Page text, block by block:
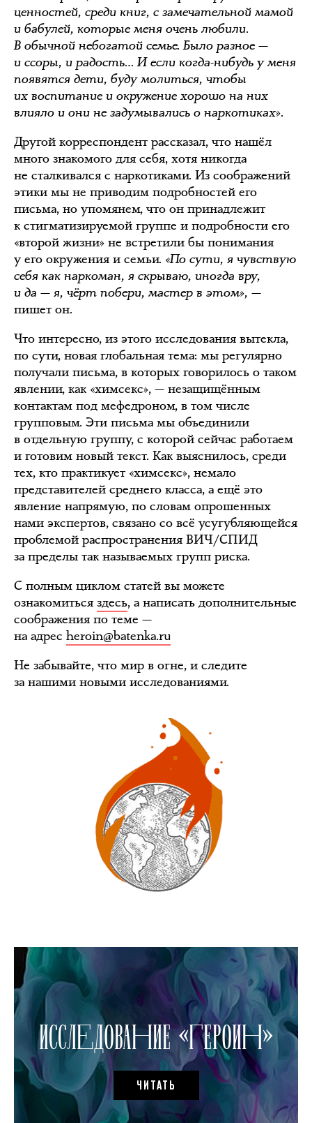
ценностей, среди книг, с замечательной мамой
и бабулей, которые меня очень любили.
В обычной небогатой семье. Было разное —
и ссоры, и радость… И если когда-нибудь у меня
появятся дети, буду молиться, чтобы
их воспитание и окружение хорошо на них
влияло и они не задумывались о наркотиках».
Другой корреспондент рассказал, что нашёл
много знакомого для себя, хотя никогда
не сталкивался с наркотиками. Из соображений
этики мы не приводим подробностей его
письма, но упомянем, что он принадлежит
к стигматизируемой группе и подробности его
«второй жизни» не встретили бы понимания
у его окружения и семьи. «По сути, я чувствую
себя как наркоман, я скрываю, иногда вру,
и да — я, чёрт побери, мастер в этом», —
пишет он.
Что интересно, из этого исследования вытекла,
по сути, новая глобальная тема: мы регулярно
получали письма, в которых говорилось о таком
явлении, как «химсекс», — незащищённым
контактам под мефедроном, в том числе
групповым. Эти письма мы объединили
в отдельную группу, с которой сейчас работаем
и готовим новый текст. Как выяснилось, среди
тех, кто практикует «химсекс», немало
представителей среднего класса, а ещё это
явление напрямую, по словам опрошенных
нами экспертов, связано со всё усугубляющейся
проблемой распространения ВИЧ/СПИД
за пределы так называемых групп риска.
С полным циклом статей вы можете
ознакомиться здесь, а написать дополнительные
соображения по теме —
на адрес heroin@batenka.ru
Не забывайте, что мир в огне, и следите
за нашими новыми исследованиями.
ИССЛЕДОВАНИЕ «ГЕРОИН»
ЧИТАТЬ